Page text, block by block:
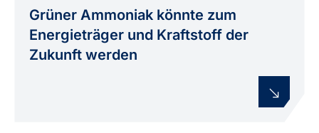
Grüner Ammoniak könnte zum
Energieträger und Kraftstoff der
Zukunft werden